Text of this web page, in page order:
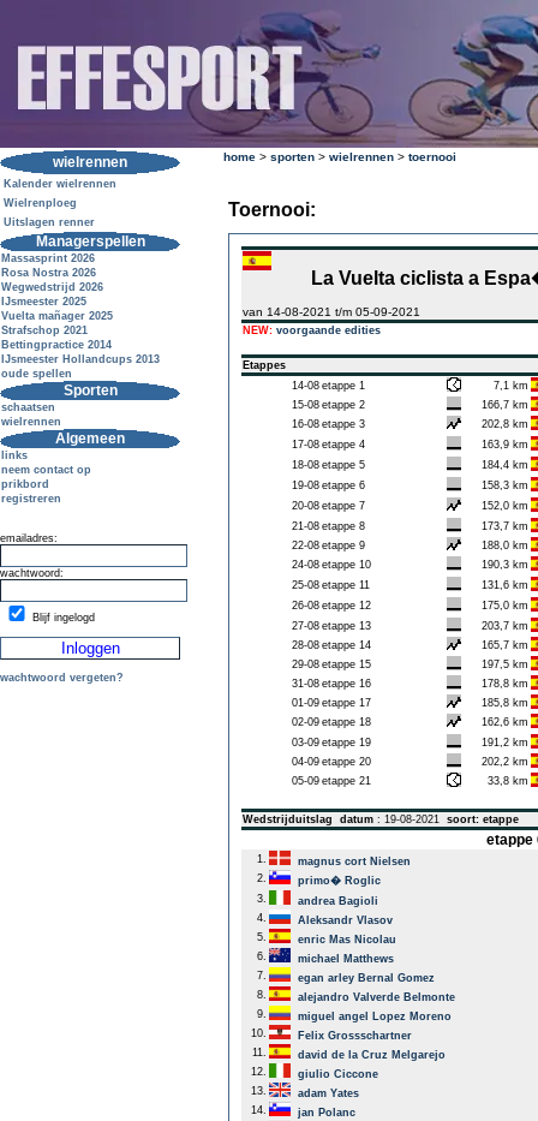
wielrennen
Kalender wielrennen
Wielrenploeg
Uitslagen renner
Managerspellen
Massasprint 2026
Rosa Nostra 2026
Wegwedstrijd 2026
IJsmeester 2025
Vuelta mañager 2025
Strafschop 2021
Bettingpractice 2014
IJsmeester Hollandcups 2013
oude spellen
Sporten
schaatsen
wielrennen
Algemeen
links
neem contact op
prikbord
registreren
emailadres:
wachtwoord:
Blijf ingelogd
wachtwoord vergeten?
home > sporten > wielrennen > toernooi
Toernooi:
La Vuelta ciclista a
van 14-08-2021 t/m 05-09-2021
NEW: voorgaande edities
Etappes
14-08 etappe 1
7,1 km
15-08 etappe 2
166,7 km
16-08 etappe 3
202,8 km
17-08 etappe 4
163,9 km
18-08 etappe 5
184,4 km
19-08 etappe 6
158,3 km
20-08 etappe 7
152,0 km
21-08 etappe 8
173,7 km
22-08 etappe 9
188,0 km
24-08 etappe 10
190,3 km
25-08 etappe 11
131,6 km
26-08 etappe 12
175,0 km
27-08 etappe 13
203,7 km
28-08 etappe 14
165,7 km
29-08 etappe 15
197,5 km
31-08 etappe 16
178,8 km
01-09 etappe 17
185,8 km
02-09 etappe 18
162,6 km
03-09 etappe 19
191,2 km
04-09 etappe 20
202,2 km
05-09 etappe 21 33,8 km
Wedstrijduitslag datum : 19-08-2021 soort: etappe
etappe
1.
magnus cort Nielsen
2.
primo� Roglic
3.
andrea Bagioli
4.
Aleksandr Vlasov
5.
enric Mas Nicolau
6.
michael Matthews
7.
egan arley Bernal Gomez
8.
alejandro Valverde Belmonte
9.
miguel angel Lopez Moreno
10.
Felix Grossschartner
11.
david de la Cruz Melgarejo
12.
giulio Ciccone
13.
adam Yates
14.
jan Polanc